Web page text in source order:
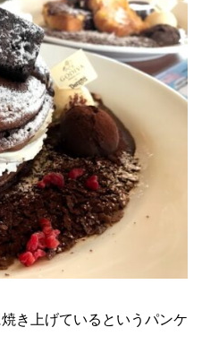
き上げているというパンケ